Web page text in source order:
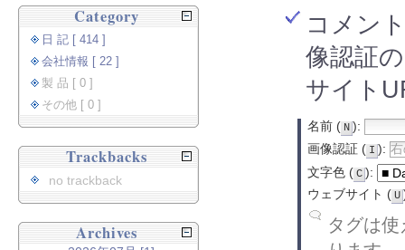
コメン
像認証の
サイト
名前 ( N ):
画像認証 ( I ):
文字色 ( C ):
ウェブサイト ( U
タグは
Category
日 記 [ 414 ]
会社情報 [ 22 ]
製 品 [ 0 ]
その他 [ 0 ]
Trackbacks
no trackback
Archives